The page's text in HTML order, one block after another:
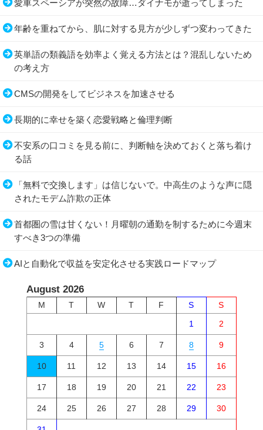
愛車スペーシアが突然の故障…ダイナモが逝ってしまった
年齢を重ねてから、肌に対する見方が少しずつ変わってきた
英単語の類義語を効率よく覚える方法とは？混乱しないため
の考え方
CMSの開発をしてビジネスを加速させる
長期的に幸せを築く恋愛戦略と倫理判断
不安系の口コミを見る前に、判断軸を決めておくと落ち着け
る話
「無料で交換します」は信じないで。中高生のような声に隠
されたモデム詐欺の正体
首都圏の雪は甘くない！月曜朝の通勤を制するために今週末
すべき3つの準備
AIと自動化で収益を安定化させる実践ロードマップ
August 2026
M T W T F S
S
1
2
3 4 5 6 7 8 9
10 11 12 13 14 15 16
17 18 19 20 21 22 23
24 25 26 27 28 29 30